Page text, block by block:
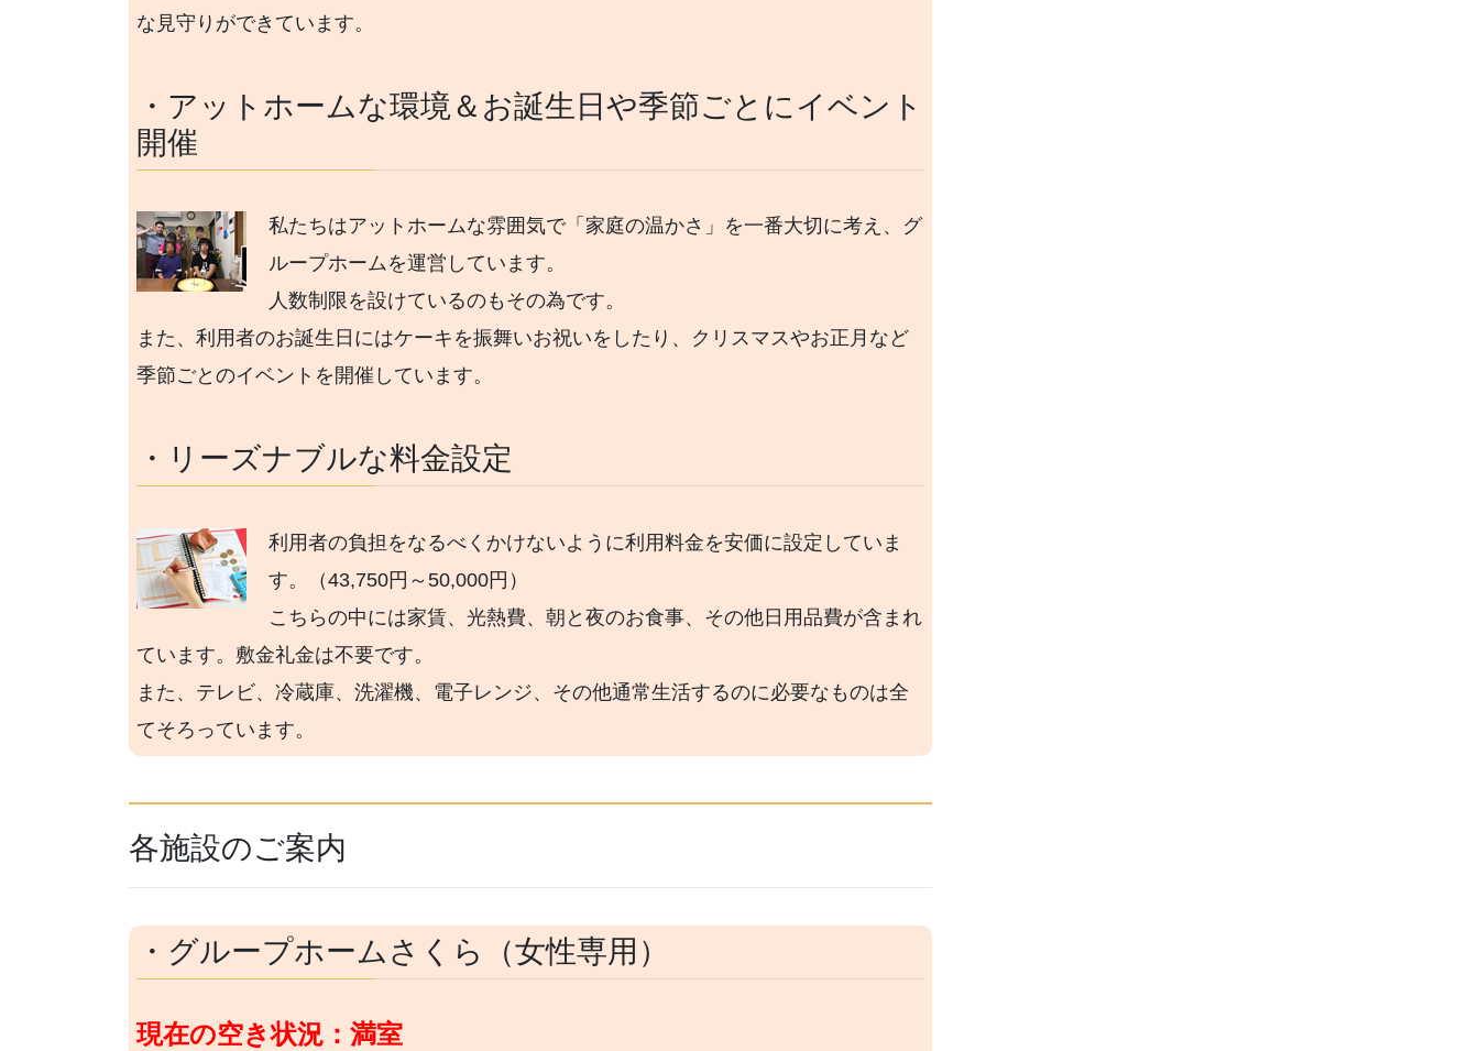
な見守りができています。
・アットホームな環境＆お誕生日や季節ごとにイベント
開催
私たちはアットホームな雰囲気で「家庭の温かさ」を一番大切に考え、グ
ループホームを運営しています。
人数制限を設けているのもその為です。
また、利用者のお誕生日にはケーキを振舞いお祝いをしたり、クリスマスやお正月など
季節ごとのイベントを開催しています。
・リーズナブルな料金設定
利用者の負担をなるべくかけないように利用料金を安価に設定していま
す。（43,750円～50,000円）
こちらの中には家賃、光熱費、朝と夜のお食事、その他日用品費が含まれ
ています。敷金礼金は不要です。
また、テレビ、冷蔵庫、洗濯機、電子レンジ、その他通常生活するのに必要なものは全
てそろっています。
各施設のご案内
・グループホームさくら（女性専用）
現在の空き状況：満室